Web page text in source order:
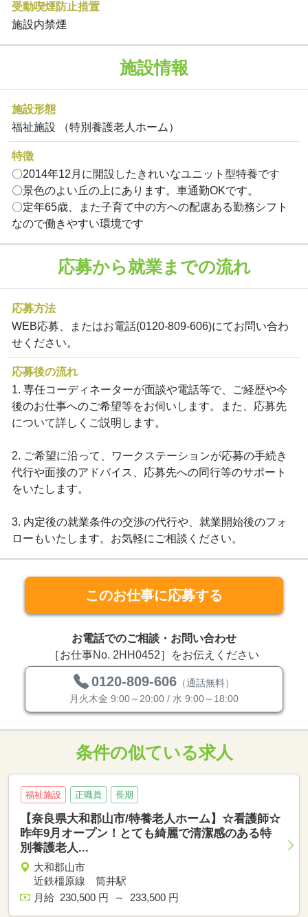
受動喫煙防止措置
施設内禁煙
施設情報
施設形態
福祉施設 （特別養護老人ホーム）
特徴
〇2014年12月に開設したきれいなユニット型特養です
〇景色のよい丘の上にあります。車通勤OKです。
〇定年65歳、また子育て中の方への配慮ある勤務シフト
なので働きやすい環境です
応募から就業までの流れ
応募方法
WEB応募、またはお電話(0120-809-606)にてお問い合わ
せください。
応募後の流れ
1. 専任コーディネーターが面談や電話等で、ご経歴や今
後のお仕事へのご希望等をお伺いします。また、応募先
について詳しくご説明します。
2. ご希望に沿って、ワークステーションが応募の手続き
代行や面接のアドバイス、応募先への同行等のサポート
をいたします。
3. 内定後の就業条件の交渉の代行や、就業開始後のフォ
ローもいたします。お気軽にご相談ください。
このお仕事に応募する
お電話でのご相談・お問い合わせ
［お仕事No. 2HH0452］をお伝えください
0120-809-606 （通話無料）
月火木金 9:00～20:00 / 水 9:00～18:00
条件の似ている求人
福祉施設 正職員 長期
【奈良県大和郡山市/特養老人ホーム】☆看護師☆
昨年9月オープン！とても綺麗で清潔感のある特
別養護老人...
大和郡山市
近鉄橿原線 筒井駅
月給 230,500 円 ～ 233,500 円